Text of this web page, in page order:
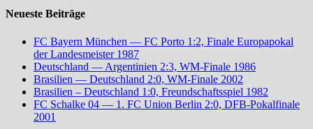
Neueste Beiträge
FC Bayern München — FC Porto 1:2, Finale Europapokal
der Landesmeister 1987
Deutschland — Argentinien 2:3, WM-Finale 1986
Brasilien — Deutschland 2:0, WM-Finale 2002
Brasilien – Deutschland 1:0, Freundschaftsspiel 1982
FC Schalke 04 — 1. FC Union Berlin 2:0, DFB-Pokalfinale
2001